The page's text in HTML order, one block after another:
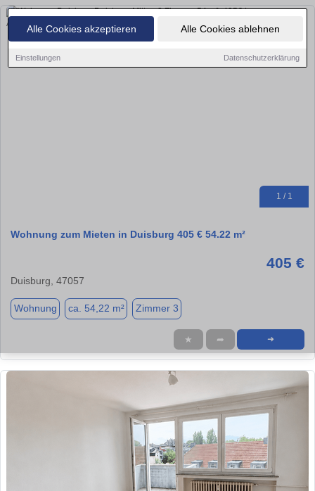
Alle Cookies akzeptieren Alle Cookies ablehnen
Einstellungen Datenschutzerklärung
1 / 1
Wohnung zum Mieten in Duisburg 405 € 54.22 m²
405 €
Duisburg, 47057
Wohnung ca. 54,22 m² Zimmer 3
★ ➦ ➜